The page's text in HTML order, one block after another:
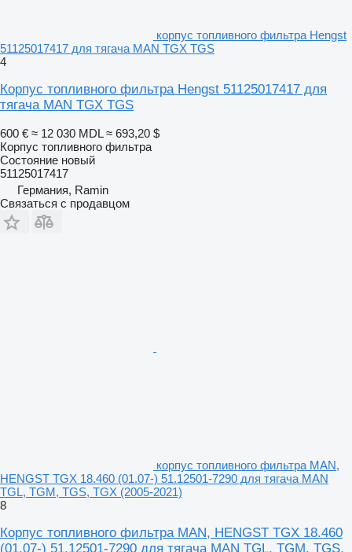
корпус топливного фильтра Hengst
51125017417 для тягача MAN TGX TGS
4
Корпус топливного фильтра Hengst 51125017417 для
тягача MAN TGX TGS
600 € ≈ 12 030 MDL ≈ 693,20 $
Корпус топливного фильтра
Состояние новый
51125017417
Германия, Ramin
Связаться с продавцом
корпус топливного фильтра MAN,
HENGST TGX 18.460 (01.07-) 51.12501-7290 для тягача MAN
TGL, TGM, TGS, TGX (2005-2021)
8
Корпус топливного фильтра MAN, HENGST TGX 18.460
(01.07-) 51.12501-7290 для тягача MAN TGL, TGM, TGS,